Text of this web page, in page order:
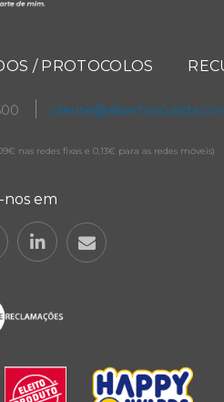
/ PROTOCOLOS
nas redes fixas e 0,13€ para as redes móveis)
nos em